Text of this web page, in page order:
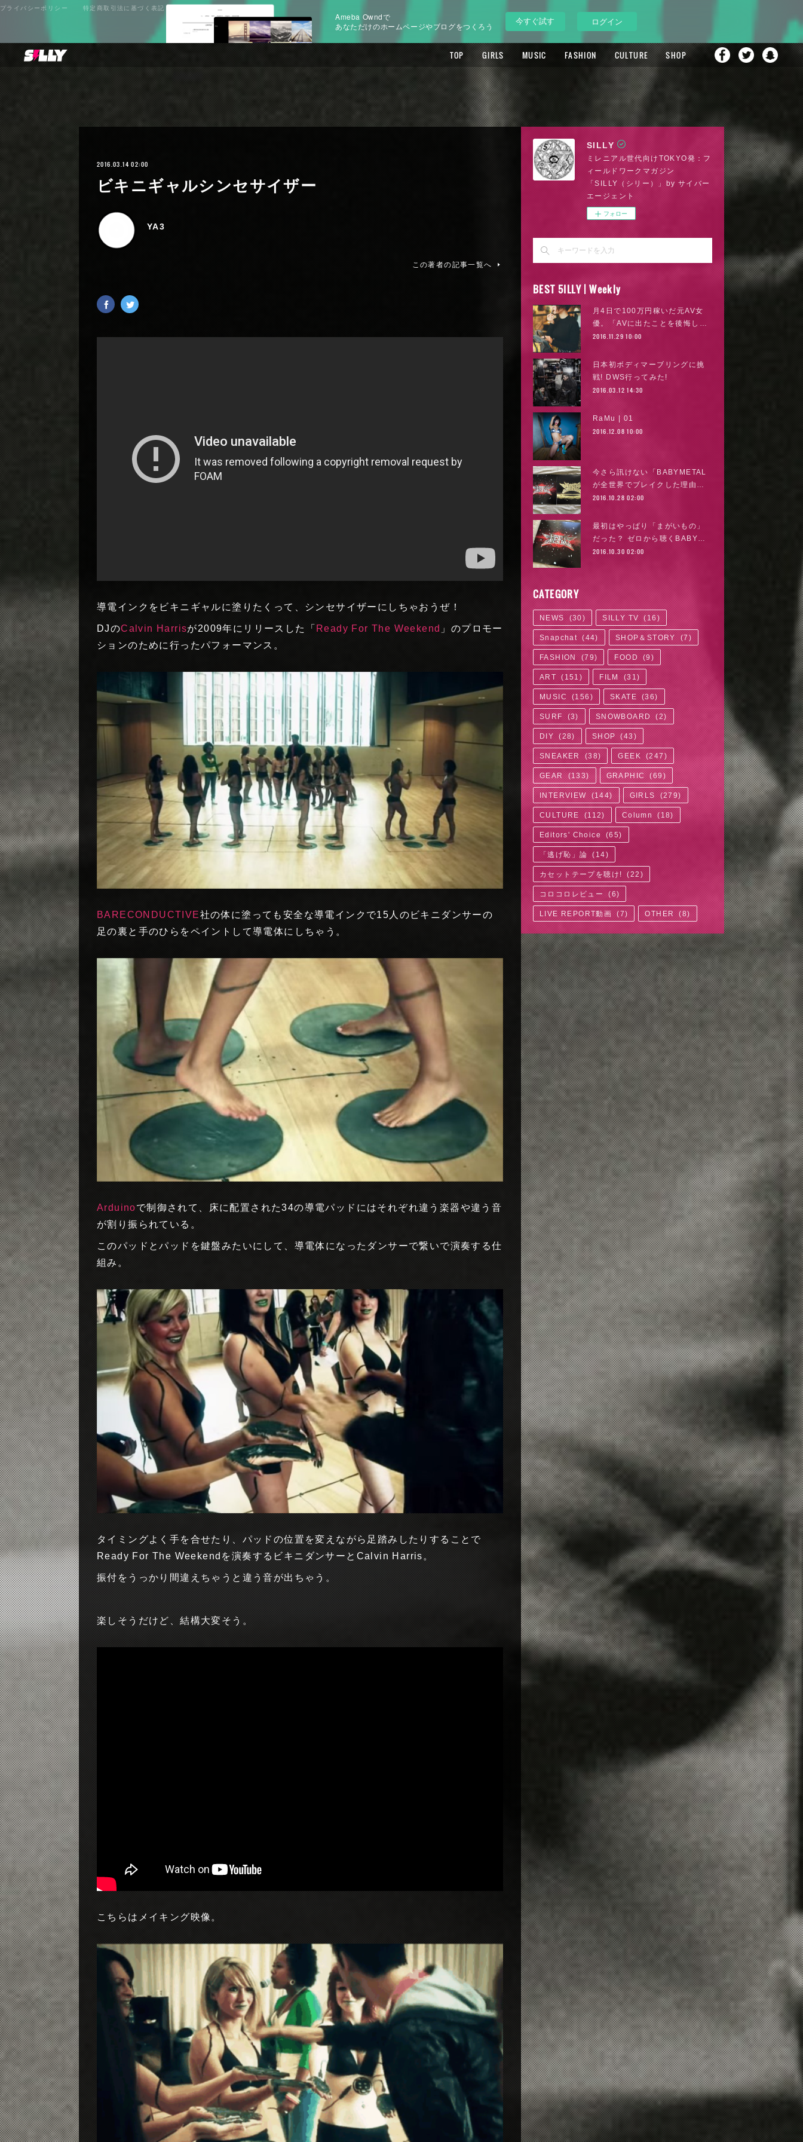
Ameba Owndで
あなただけのホームページやブログをつくろう
今すぐ試す ログイン
TOP GIRLS MUSIC FASHION CULTURE SHOP
2016.03.14 02:00
ビキニギャルシンセサイザー
YA3
この著者の記事一覧へ
導電インクをビキニギャルに塗りたくって、シンセサイザーにしちゃおうぜ！
DJのCalvin Harrisが2009年にリリースした「 Ready For The Weekend 」のプロモー
ションのために行ったパフォーマンス。
BARECONDUCTIVE社の体に塗っても安全な導電インクで15人のビキニダンサーの
足の裏と手のひらをペイントして導電体にしちゃう。
Arduinoで制御されて、床に配置された34の導電パッドにはそれぞれ違う楽器や違う音
が割り振られている。
このパッドとパッドを鍵盤みたいにして、導電体になったダンサーで繋いで演奏する仕
組み。
タイミングよく手を合せたり、パッドの位置を変えながら足踏みしたりすることで
Ready For The Weekendを演奏するビキニダンサーとCalvin Harris。
振付をうっかり間違えちゃうと違う音が出ちゃう。
楽しそうだけど、結構大変そう。
こちらはメイキング映像。
SILLY
ミレニアル世代向けTOKYO発：フ
ィールドワークマガジン
「SILLY（シリー）」by サイバー
エージェント
フォロー
BEST 5ILLY | Weekly
月4日で100万円稼いだ元AV女
優。「AVに出たことを後悔し…
2016.11.29 10:00
日本初ボディマーブリングに挑
戦! DWS行ってみた!
2016.03.12 14:30
RaMu | 01
2016.12.08 10:00
今さら訊けない「BABYMETAL
が全世界でブレイクした理由…
2016.10.28 02:00
最初はやっぱり「まがいもの」
だった？ ゼロから聴くBABY…
2016.10.30 02:00
CATEGORY
NEWS (30) SILLY TV (16)
Snapchat (44) SHOP＆STORY (7)
FASHION (79) FOOD (9 )
ART ( 151 ) FILM (31)
MUSIC (156 ) SKATE (36)
SURF (3) SNOWBOARD (2)
DIY (28) SHOP (43)
SNEAKER (38) GEEK (247)
GEAR (133) GRAPHIC (69)
INTERVIEW (144) GIRLS (279)
CULTURE (112) Column (18)
Editors' Choice (65)
「逃げ恥」論 ( 14)
カセットテープを聴け! (22 )
コロコロレビュー (6)
LIVE REPORT動画 (7) OTHER (8)
プライバシーポリシー 特定商取引法に基づく表記